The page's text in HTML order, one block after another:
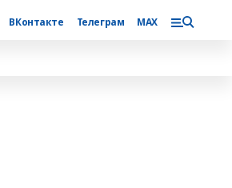
ВКонтакте Телеграм MAX